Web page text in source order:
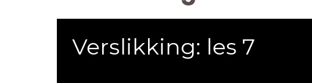
Verslikking: les 7